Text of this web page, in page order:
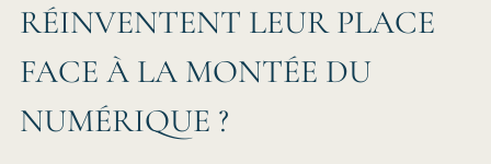
RÉINVENTENT LEUR PLACE
FACE À LA MONTÉE DU
NUMÉRIQUE ?